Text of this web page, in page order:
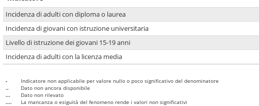
Incidenza di adulti con diploma o laurea
Incidenza di giovani con istruzione universitaria
Livello di istruzione dei giovani 15-19 anni
Incidenza di adulti con la licenza media
-
Indicatore non applicabile per valore nullo o poco significativo del denominatore
..
Dato non ancora disponibile
...
Dato non rilevato
....
La mancanza o esiguità del fenomeno rende i valori non significativi